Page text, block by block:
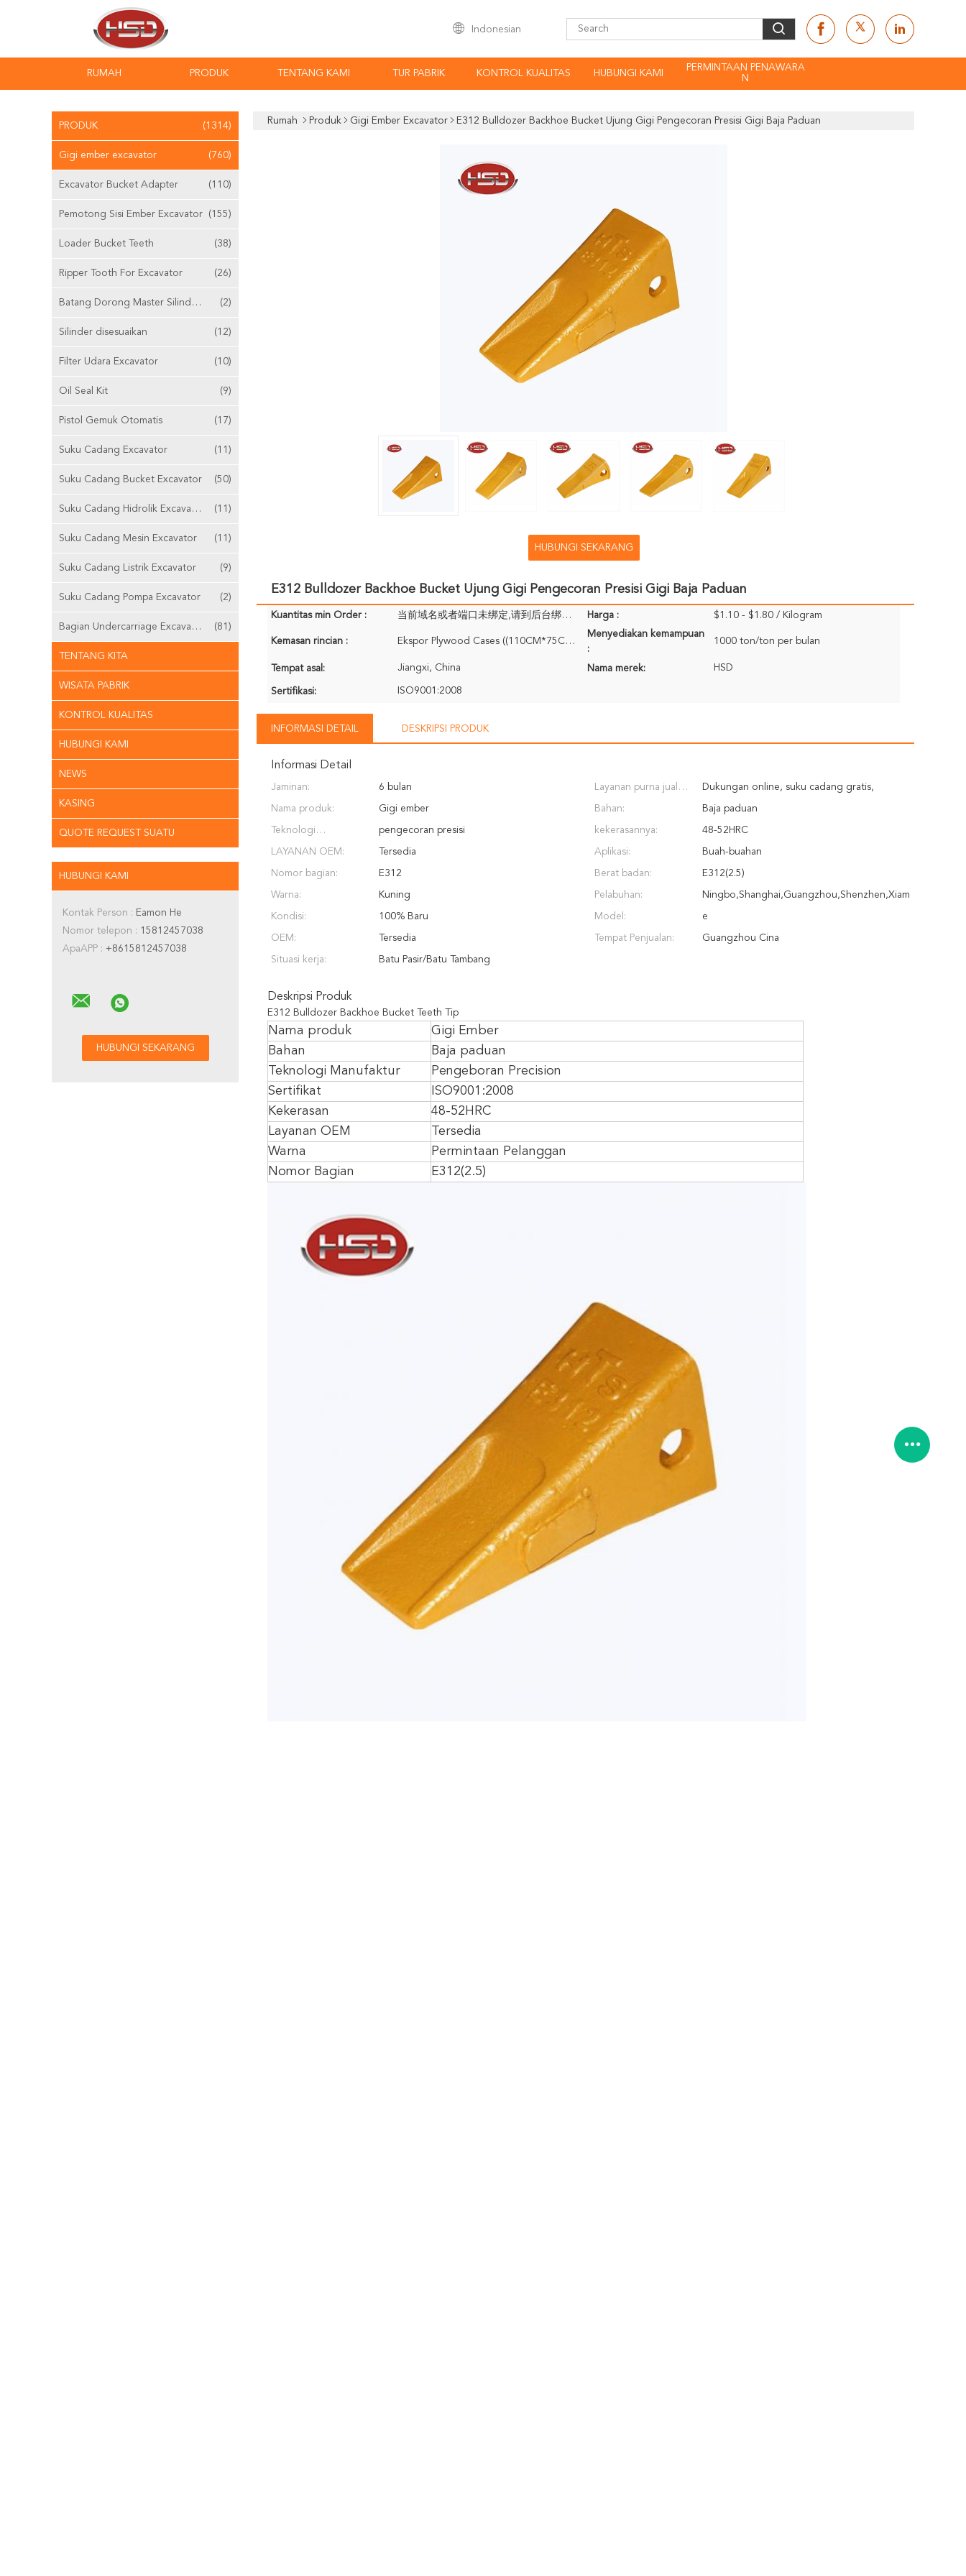
Indonesian
RUMAH PRODUK TENTANG KAMI TUR PABRIK KONTROL KUALITAS HUBUNGI KAMI
PERMINTAAN PENAWARA
N
PRODUK (1314)
Gigi ember excavator (760)
Excavator Bucket Adapter (110)
Pemotong Sisi Ember Excavator (155)
Loader Bucket Teeth (38)
Ripper Tooth For Excavator (26)
Batang Dorong Master Silinder Yang Dapat Disesuaikan (2)
Silinder disesuaikan (12)
Filter Udara Excavator (10)
Oil Seal Kit (9)
Pistol Gemuk Otomatis (17)
Suku Cadang Excavator (11)
Suku Cadang Bucket Excavator (50)
Suku Cadang Hidrolik Excavator (11)
Suku Cadang Mesin Excavator (11)
Suku Cadang Listrik Excavator (9)
Suku Cadang Pompa Excavator (2)
Bagian Undercarriage Excavator (81)
TENTANG KITA
WISATA PABRIK
KONTROL KUALITAS
HUBUNGI KAMI
NEWS
KASING
QUOTE REQUEST SUATU
HUBUNGI KAMI
Kontak Person : Eamon He
Nomor telepon : 15812457038
ApaAPP : +8615812457038
Rumah Produk Gigi Ember Excavator E312 Bulldozer Backhoe Bucket Ujung Gigi Pengecoran Presisi Gigi Baja Paduan
HUBUNGI SEKARANG
E312 Bulldozer Backhoe Bucket Ujung Gigi Pengecoran Presisi Gigi Baja Paduan
Kuantitas min Order : 当前域名或者端口未绑定,请到后台绑定，该消息可以在后台自定义！ Harga : $1.10 - $1.80 / Kilogram
Kemasan rincian : Ekspor Plywood Cases ((110CM*75CM*71CM); Dikemas untuk referensi Anda
Menyediakan kemampuan
:
1000 ton/ton per bulan
Tempat asal: Jiangxi, China Nama merek: HSD
Sertifikasi: ISO9001:2008
INFORMASI DETAIL DESKRIPSI PRODUK
Informasi Detail
Jaminan: 6 bulan Layanan purna jual
disediakan:
Dukungan online, suku cadang gratis,
Insinyur tersedia untuk melayani mesin di luar
negeri
Nama produk: Gigi ember Bahan: Baja paduan
Teknologi
Manufaktur:
pengecoran presisi kekerasannya: 48-52HRC
LAYANAN OEM: Tersedia Aplikasi: Buah-buahan
Nomor bagian: E312 Berat badan: E312(2.5)
Warna: Kuning Pelabuhan: Ningbo,Shanghai,Guangzhou,Shenzhen,Xiam
en
Kondisi: 100% Baru Model: e
OEM: Tersedia Tempat Penjualan: Guangzhou Cina
Situasi kerja: Batu Pasir/Batu Tambang
Deskripsi Produk
E312 Bulldozer Backhoe Bucket Teeth Tip
Nama produk
Gigi Ember
Bahan
Baja paduan
Teknologi Manufaktur
Pengeboran Precision
Sertifikat
ISO9001:2008
Kekerasan
48-52HRC
Layanan OEM
Tersedia
Warna
Permintaan Pelanggan
Nomor Bagian
E312(2.5)